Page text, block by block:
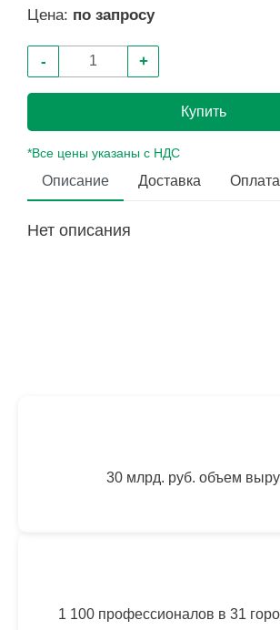
Цена: по запросу
- +
Купить
*Все цены указаны с НДС
Описание Доставка Оплата
Нет описания
30 млрд. руб. объем
1 100 профессионалов в 31